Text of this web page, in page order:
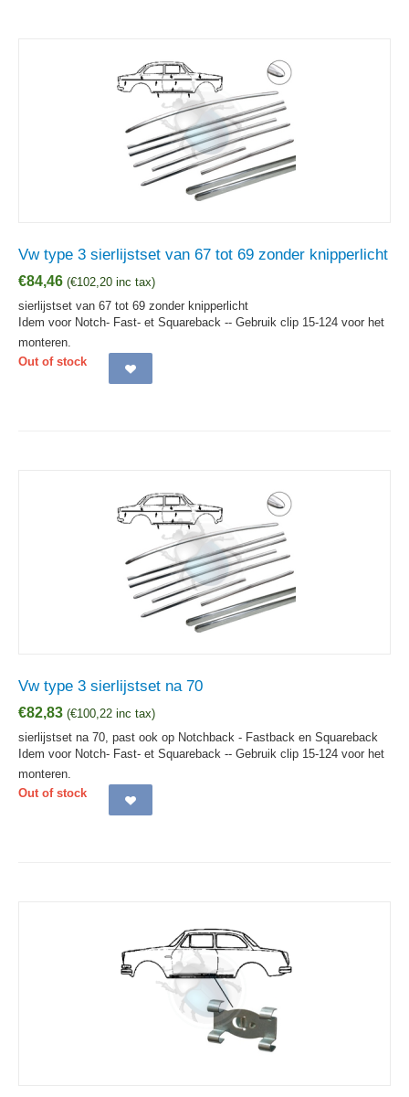
Vw type 3 sierlijstset van 67 tot 69 zonder knipperlicht
€84,46 (€102,20 inc tax)
sierlijstset van 67 tot 69 zonder knipperlicht
Idem voor Notch- Fast- et Squareback -- Gebruik clip 15-124 voor het
monteren.
Out of stock
Vw type 3 sierlijstset na 70
€82,83 (€100,22 inc tax)
sierlijstset na 70, past ook op Notchback - Fastback en Squareback
Idem voor Notch- Fast- et Squareback -- Gebruik clip 15-124 voor het
monteren.
Out of stock